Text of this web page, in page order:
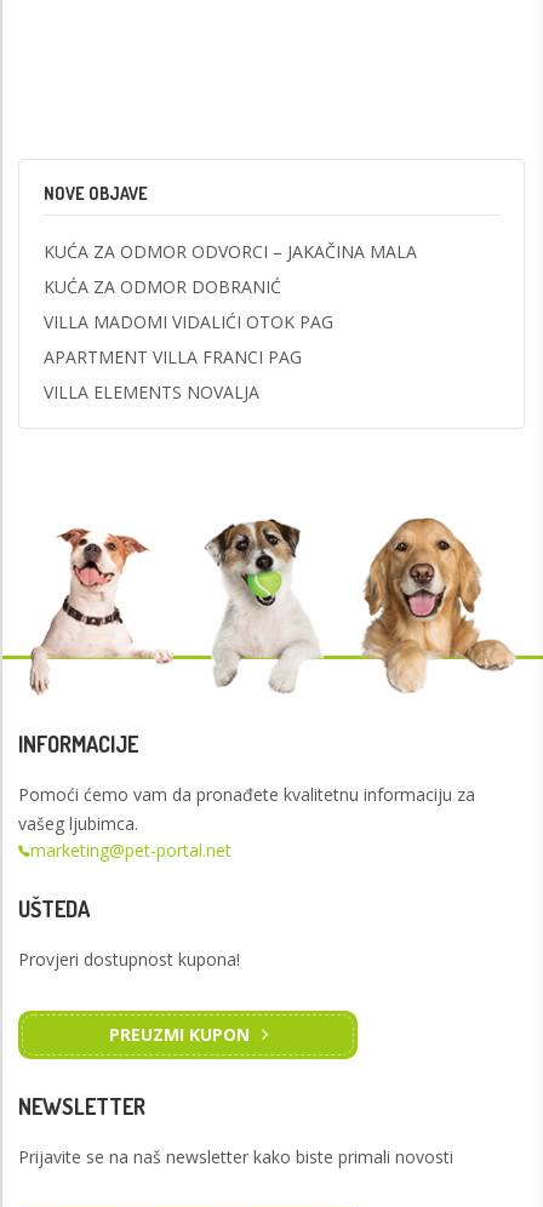
NOVE OBJAVE
KUĆA ZA ODMOR ODVORCI – JAKAČINA MALA
KUĆA ZA ODMOR DOBRANIĆ
VILLA MADOMI VIDALIĆI OTOK PAG
APARTMENT VILLA FRANCI PAG
VILLA ELEMENTS NOVALJA
INFORMACIJE
Pomoći ćemo vam da pronađete kvalitetnu informaciju za
vašeg ljubimca.
marketing@pet-portal.net
UŠTEDA
Provjeri dostupnost kupona!
PREUZMI KUPON
NEWSLETTER
Prijavite se na naš newsletter kako biste primali novosti